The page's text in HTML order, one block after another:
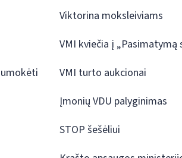
Viktorina moksleiviams
VMI kviečia į „Pasimatymą
VMI turto aukcionai
Įmonių VDU palyginimas
STOP šešėliui